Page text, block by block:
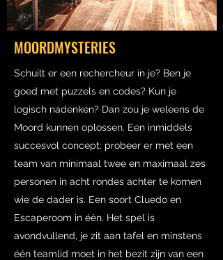
MOORDMYSTERIES
Schuilt er een rechercheur in je? Ben je
goed met puzzels en codes? Kun je
logisch nadenken? Dan zou je weleens de
Moord kunnen oplossen. Een inmiddels
succesvol concept: probeer er met een
team van minimaal twee en maximaal zes
personen in acht rondes achter te komen
wie de dader is. Een soort Cluedo en
Escaperoom in één. Het spel is
avondvullend, je zit aan tafel en minstens
één teamlid moet in het bezit zijn van een